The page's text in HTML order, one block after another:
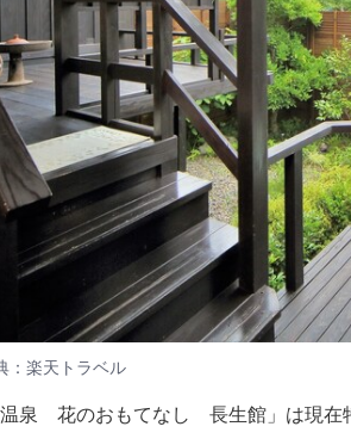
：楽天トラベル
温泉 花のおもてなし 長生館」は現在